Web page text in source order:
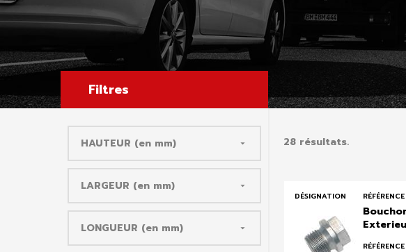
Filtres
HAUTEUR (en mm) 
LARGEUR (en mm) 
LONGUEUR (en mm) 
28 résultats.
DÉSIGNATION RÉFÉRENCE